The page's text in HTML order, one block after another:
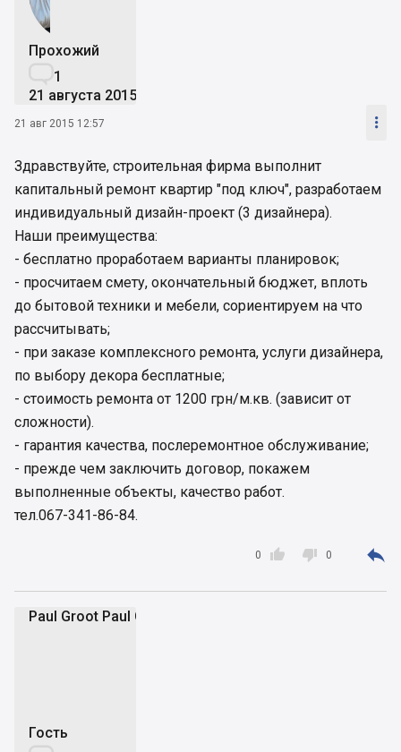
Прохожий
1
21 августа 2015
21 авг 2015 12:57 
Здравствуйте, строительная фирма выполнит
капитальный ремонт квартир "под ключ", разработаем
индивидуальный дизайн-проект (3 дизайнера).
Наши преимущества:
- бесплатно проработаем варианты планировок;
- просчитаем смету, окончательный бюджет, вплоть
до бытовой техники и мебели, сориентируем на что
рассчитывать;
- при заказе комплексного ремонта, услуги дизайнера,
по выбору декора бесплатные;
- стоимость ремонта от 1200 грн/м.кв. (зависит от
сложности).
- гарантия качества, послеремонтное обслуживание;
- прежде чем заключить договор, покажем
выполненные объекты, качество работ.
тел.067-341-86-84.

0  0 
Paul Groot Paul Groot
Гость